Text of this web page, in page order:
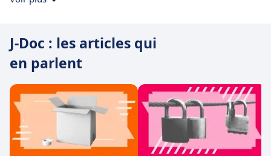
de 5 à 10 utilisateurs.
J-Doc : les articles qui
en parlent